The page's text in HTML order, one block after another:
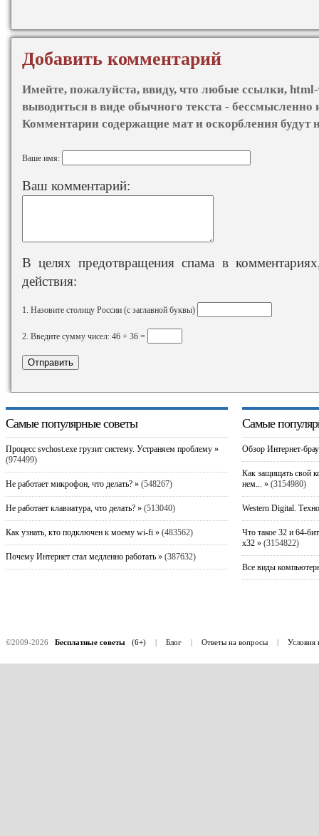
Добавить комментарий
Имейте, пожалуйста, ввиду, что любые ссылки,
выводиться в виде обычного текста - бессмысленно
Комментарии содержащие мат и оскорбления будут
Ваше имя:
Ваш комментарий:
В целях предотвращения спама в
действия:
1. Назовите столицу России (с заглавной буквы)
2. Введите сумму чисел: 46 + 36 =
Самые популярные советы
Процесс svchost.exe грузит систему. Устраняем проблему »
(974499)
Не работает микрофон, что делать? »(548267)
Не работает клавиатура, что делать? »(513040)
Как узнать, кто подключен к моему wi-fi »(483562)
Почему Интернет стал медленно работать »(387632)
Самые
Обзор Интернет-
Как защищать свой
нем... »(3154980)
Western Digital.
Что такое 32 и 64-
x32 »(3154822)
Все виды
©2009-2026 Бесплатные советы(6+) | Блог | Ответы на вопросы | Условия